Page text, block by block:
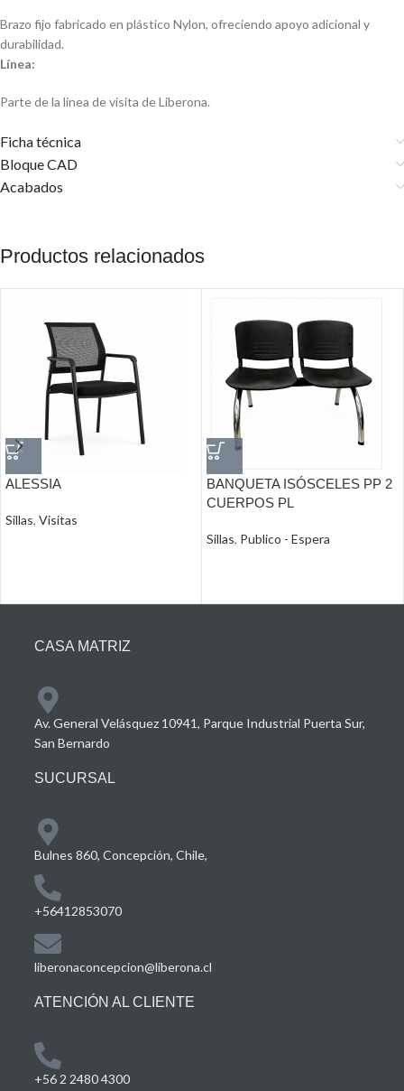
Brazo fijo fabricado en plástico Nylon, ofreciendo apoyo adicional y
durabilidad.
Línea:
Parte de la línea de visita de Liberona.
Ficha técnica
Bloque CAD
Acabados
Productos relacionados
ALESSIA
Sillas, Visitas
BANQUETA ISÓSCELES PP 2
CUERPOS PL
Sillas, Publico - Espera
CASA MATRIZ
Av. General Velásquez 10941, Parque Industrial Puerta Sur,
San Bernardo
SUCURSAL
Bulnes 860, Concepción, Chile,
+56412853070
liberonaconcepcion@liberona.cl
ATENCIÓN AL CLIENTE
+56 2 2480 4300